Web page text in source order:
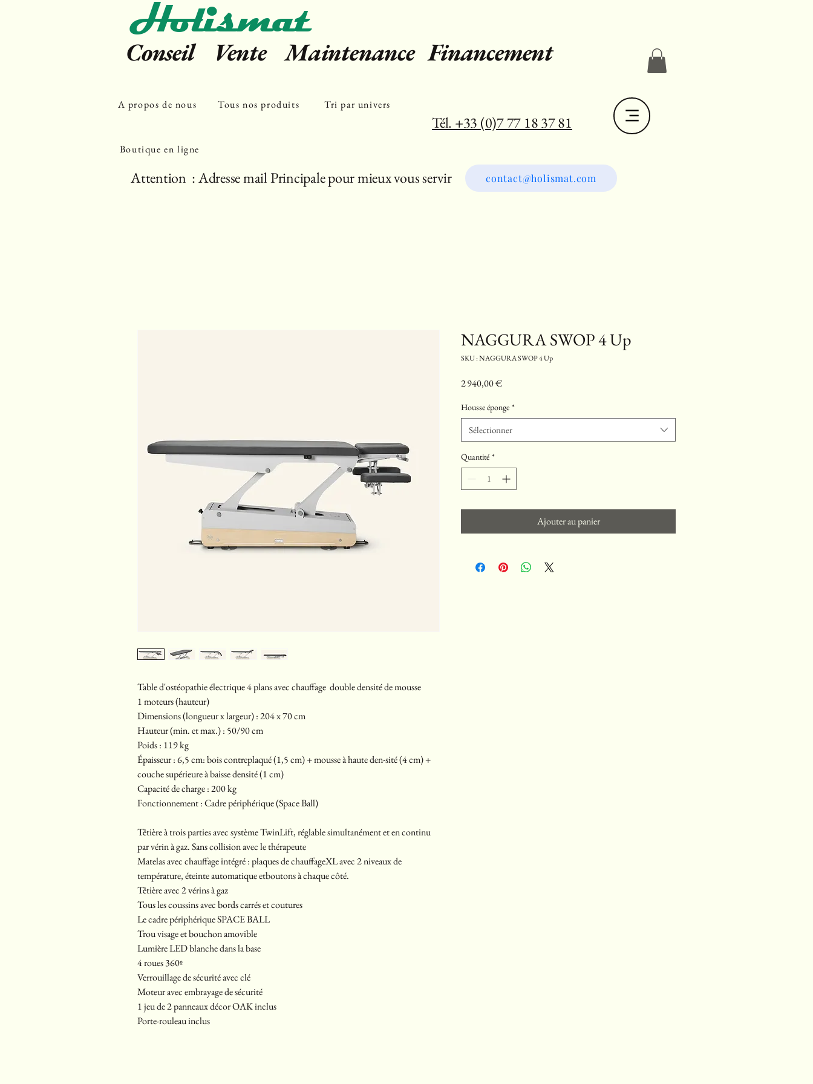
Holismat
Conseil Vente Maintenance Financement
A propos de nous Tous nos produits Tri par univers
Tél. +33 (0)7 77 18 37 81
Boutique en ligne
contact@holismat.com
Attention : Adresse mail Principale pour mieux vous servir
Table d'ostéopathie électrique 4 plans avec chauffage double densité de mousse
1 moteurs (hauteur)
Dimensions (longueur x largeur) : 204 x 70 cm
Hauteur (min. et max.) : 50/90 cm
Poids : 119 kg
Épaisseur : 6,5 cm: bois contreplaqué (1,5 cm) + mousse à haute den-sité (4 cm) +
couche supérieure à baisse densité (1 cm)
Capacité de charge : 200 kg
Fonctionnement : Cadre périphérique (Space Ball)
Têtière à trois parties avec système TwinLift, réglable simultanément et en continu
par vérin à gaz. Sans collision avec le thérapeute
Matelas avec chauffage intégré : plaques de chauffageXL avec 2 niveaux de
température, éteinte automatique etboutons à chaque côté.
Têtière avec 2 vérins à gaz
Tous les coussins avec bords carrés et coutures
Le cadre périphérique SPACE BALL
Trou visage et bouchon amovible
Lumière LED blanche dans la base
4 roues 360º
Verrouillage de sécurité avec clé
Moteur avec embrayage de sécurité
1 jeu de 2 panneaux décor OAK inclus
Porte-rouleau inclus
NAGGURA SWOP 4 Up
SKU : NAGGURA SWOP 4 Up
2 940,00 €Prix
Housse éponge *
Sélectionner
Quantité *
Ajouter au panier